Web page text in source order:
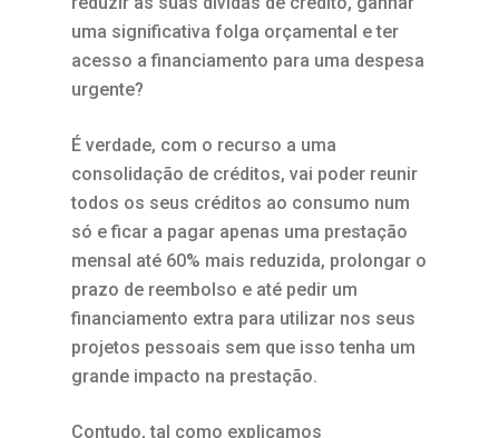
uma significativa folga orçamental e ter
acesso a financiamento para uma despesa
urgente?
É verdade, com o recurso a uma
consolidação de créditos, vai poder reunir
todos os seus créditos ao consumo num
só e ficar a pagar apenas uma prestação
mensal até 60% mais reduzida, prolongar o
prazo de reembolso e até pedir um
financiamento extra para utilizar nos seus
projetos pessoais sem que isso tenha um
grande impacto na prestação.
Contudo, tal como explicamos